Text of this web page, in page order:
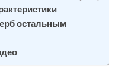
остальным